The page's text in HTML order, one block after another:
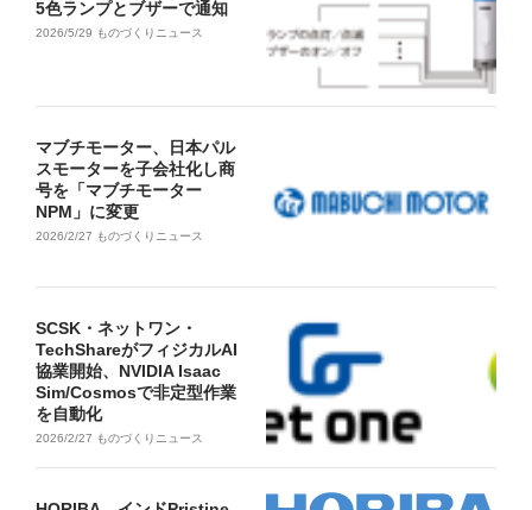
5色ランプとブザーで通知
2026/5/29 ものづくりニュース
マブチモーター、日本パル
スモーターを子会社化し商
号を「マブチモーター
NPM」に変更
2026/2/27 ものづくりニュース
SCSK・ネットワン・
TechShareがフィジカルAI
協業開始、NVIDIA Isaac
Sim/Cosmosで非定型作業
を自動化
2026/2/27 ものづくりニュース